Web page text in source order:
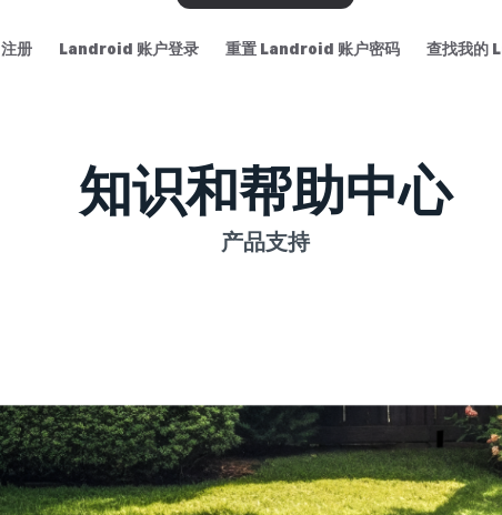
册 Landroid 账户登录 重置 Landroid 账户密码 查找我的
知识和帮助中心
产品支持